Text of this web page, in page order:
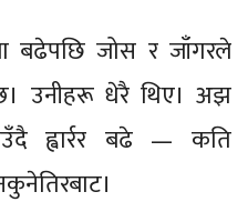
बढेपछि जोस र जाँगरले
उनीहरू धेरै थिए। अझ
ह्वार्रर बढे — कति